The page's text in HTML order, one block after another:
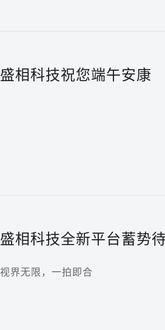
盛相科技祝您端午安康
盛相科技全新平台蓄势
视界无限，一拍即合